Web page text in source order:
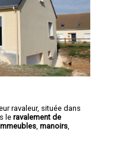
ravaleur, située dans
leravalement de
manoirs